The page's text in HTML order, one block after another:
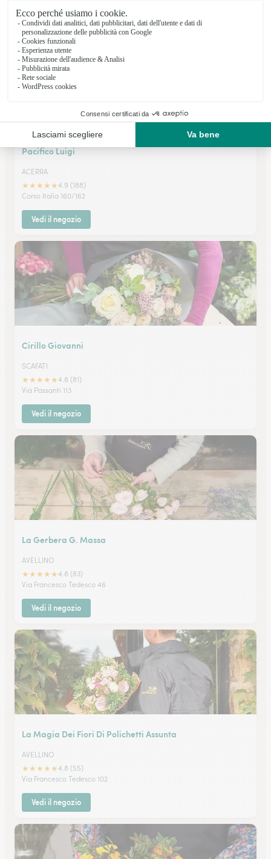
Vedi il negozio
Pacifico Luigi
ACERRA
★★★★★4.9 (188)
Corso Italia 160/162
Vedi il negozio
Cirillo Giovanni
SCAFATI
★★★★★4.8 (81)
Via Passanti 113
Vedi il negozio
La Gerbera G. Massa
AVELLINO
★★★★★4.8 (83)
Via Francesco Tedesco 46
Vedi il negozio
La Magia Dei Fiori Di Polichetti Assunta
AVELLINO
★★★★★4.8 (55)
Via Francesco Tedesco 102
Vedi il negozio